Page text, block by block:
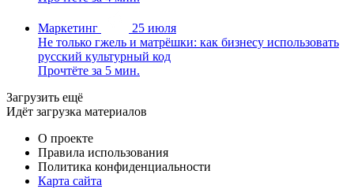
Маркетинг
25 июля
Не только гжель и матрёшки: как бизнесу использовать
русский культурный код
Прочтёте за 5 мин.
Загрузить ещё
Идёт загрузка материалов
О проекте
Правила использования
Политика конфиденциальности
Карта сайта